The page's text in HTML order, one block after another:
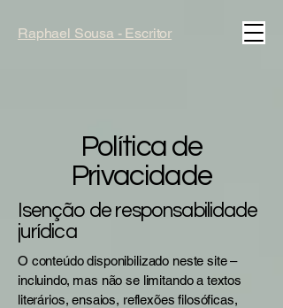
Raphael Sousa - Escritor
Política de
Privacidade
Isenção de responsabilidade
jurídica
O conteúdo disponibilizado neste site –
incluindo, mas não se limitando a textos
literários, ensaios, reflexões filosóficas,